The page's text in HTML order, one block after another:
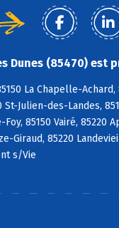
Dunes (85470) est
La Chapelle-
Julien-des-Landes,
85150 Vairé,
Giraud, 85220
s/Vie